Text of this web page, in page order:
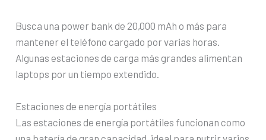
Busca una power bank de 20,000 mAh o más para
mantener el teléfono cargado por varias horas.
Algunas estaciones de carga más grandes alimentan
laptops por un tiempo extendido.
Estaciones de energía portátiles
Las estaciones de energía portátiles funcionan como